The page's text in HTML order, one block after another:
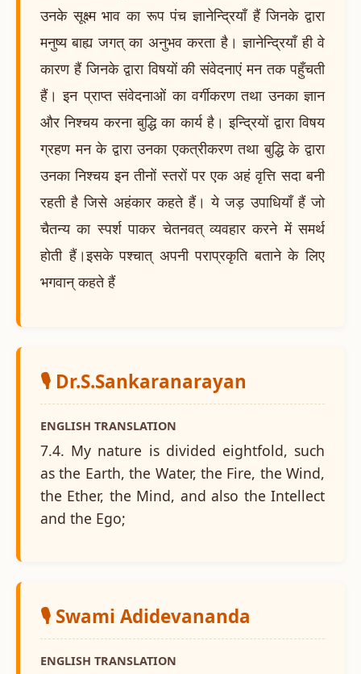
उनके सूक्ष्म भाव का रूप पंच ज्ञानेन्द्रियाँ हैं जिनके द्वारा
मनुष्य बाह्य जगत् का अनुभव करता है। ज्ञानेन्द्रियाँ ही वे
कारण हैं जिनके द्वारा विषयों की संवेदनाएं मन तक पहुँचती
हैं। इन प्राप्त संवेदनाओं का वर्गीकरण तथा उनका ज्ञान
और निश्चय करना बुद्धि का कार्य है। इन्द्रियों द्वारा विषय
ग्रहण मन के द्वारा उनका एकत्रीकरण तथा बुद्धि के द्वारा
उनका निश्चय इन तीनों स्तरों पर एक अहं वृत्ति सदा बनी
रहती है जिसे अहंकार कहते हैं। ये जड़ उपाधियाँ हैं जो
चैतन्य का स्पर्श पाकर चेतनवत् व्यवहार करने में समर्थ
होती हैं।इसके पश्चात् अपनी पराप्रकृति बताने के लिए
भगवान् कहते हैं
🎙️ Dr.S.Sankaranarayan
ENGLISH TRANSLATION
7.4. My nature is divided eightfold, such
as the Earth, the Water, the Fire, the Wind,
the Ether, the Mind, and also the Intellect
and the Ego;
🎙️ Swami Adidevananda
ENGLISH TRANSLATION